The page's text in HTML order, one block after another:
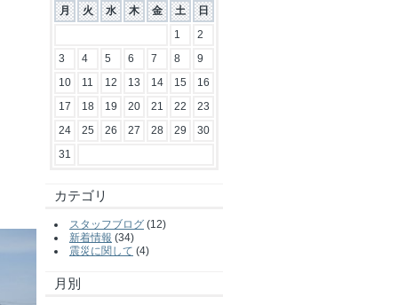
月
火 水 木 金 土
日
1
2
3
4 5 6 7 8
9
10
11 12 13 14 15
16
17
18 19 20 21 22
23
24
25 26 27 28 29
30
31
カテゴリ
スタッフブログ (12)
新着情報 (34)
震災に関して (4)
月別